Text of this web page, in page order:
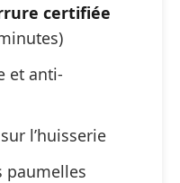
certifiée
et anti-
l’huisserie
paumelles